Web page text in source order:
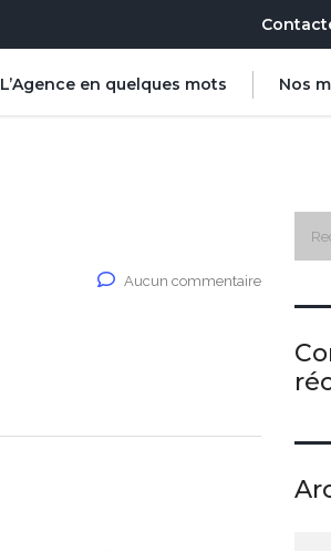
L’Agence en quelques mots Nos
Aucun commentaire